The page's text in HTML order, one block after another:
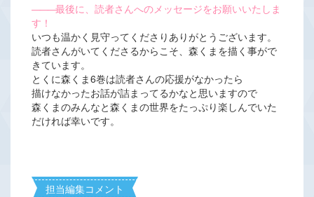
―――最後に、読者さんへのメッセージをお願いいたしま
す！
いつも温かく見守ってくださりありがとうございます。
読者さんがいてくださるからこそ、森くまを描く事がで
きています。
とくに森くま6巻は読者さんの応援がなかったら
描けなかったお話が詰まってるかなと思いますので
森くまのみんなと森くまの世界をたっぷり楽しんでいた
だければ幸いです。
担当編集コメント